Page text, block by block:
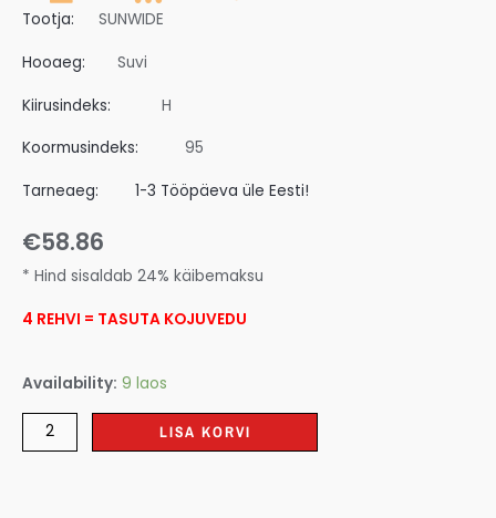
Tootja: SUNWIDE
Hooaeg: Suvi
Kiirusindeks: H
Koormusindeks: 95
Tarneaeg: 1-3 Tööpäeva üle Eesti!
€58.86
* Hind sisaldab 24% käibemaksu
4 REHVI = TASUTA KOJUVEDU
Availability: 9 laos
LISA KORVI